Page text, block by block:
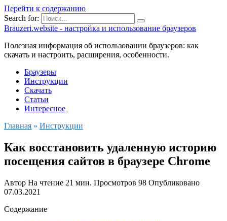
Перейти к содержанию
Search for:
Brauzeri.website - настройка и использование браузеров
Полезная информация об использовании браузеров: как
скачать и настроить, расширения, особенности.
Браузеры
Инструкции
Скачать
Статьи
Интересное
Главная » Инструкции
Как восстановить удаленную историю
посещения сайтов в браузере Chrome
Автор На чтение 21 мин. Просмотров 98 Опубликовано
07.03.2021
Содержание